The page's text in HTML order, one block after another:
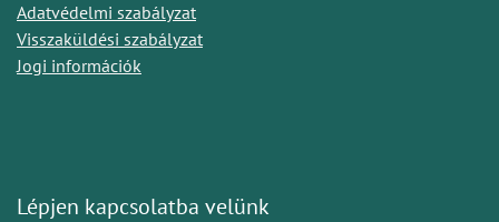
Adatvédelmi szabályzat
Visszaküldési szabályzat
Jogi információk
Lépjen kapcsolatba velünk